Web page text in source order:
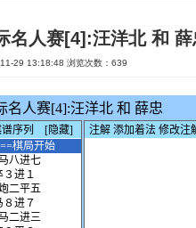
名人赛[4]:汪洋北 和 薛
29 13:18:48 浏览次数：639